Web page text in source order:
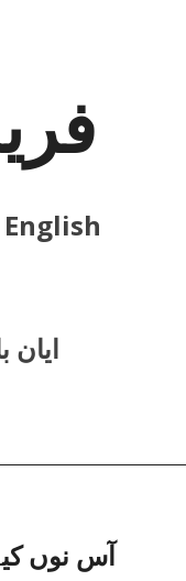
English
ايان
آس نوں